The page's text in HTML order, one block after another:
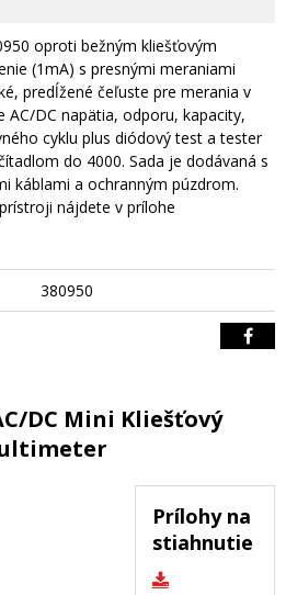
oproti bežným kliešťovým
(1mA) s presnými meraniami
predĺžené čeľuste pre merania v
AC/DC napätia, odporu, kapacity,
cyklu plus diódový test a tester
do 4000. Sada je dodávaná s
káblami a ochranným púzdrom.
nájdete v prílohe
380950
DC Mini Kliešťový
Prílohy na
stiahnutie